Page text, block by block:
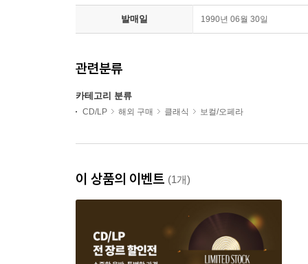
발매일 1990년 06월 30일
관련분류
카테고리 분류
CD/LP 해외 구매 클래식 보컬/오페라
이 상품의 이벤트 (1개)